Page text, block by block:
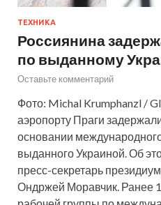
ТЕХНИКА
Россиянина
по выданному
Оставьте комментарий
Фото: Michal Krumphanzl /
аэропорту Праги
основании
выданного Украиной. Об
пресс-секретарь
Ондржей Моравчик. Ранее